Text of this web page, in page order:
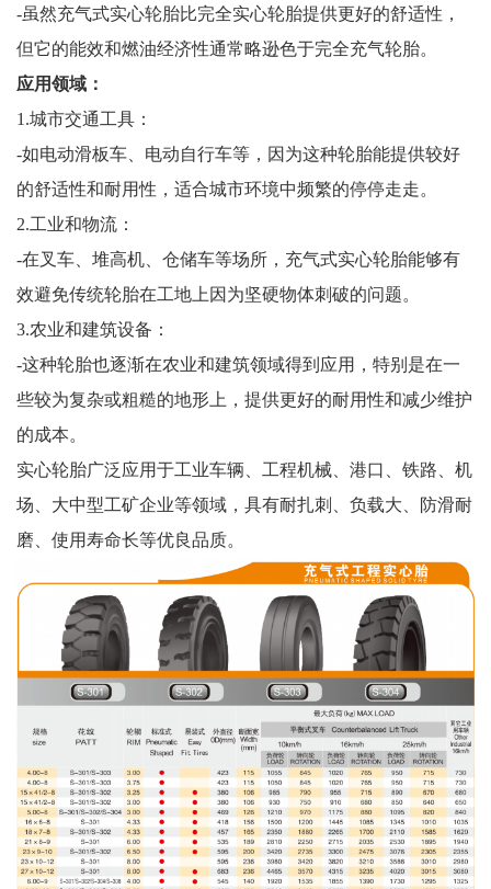
-虽然充气式实心轮胎比完全实心轮胎提供更好的舒适性，
但它的能效和燃油经济性通常略逊色于完全充气轮胎。
应用领域：
1.城市交通工具：
-如电动滑板车、电动自行车等，因为这种轮胎能提供较好
的舒适性和耐用性，适合城市环境中频繁的停停走走。
2.工业和物流：
-在叉车、堆高机、仓储车等场所，充气式实心轮胎能够有
效避免传统轮胎在工地上因为坚硬物体刺破的问题。
3.农业和建筑设备：
-这种轮胎也逐渐在农业和建筑领域得到应用，特别是在一
些较为复杂或粗糙的地形上，提供更好的耐用性和减少维护
的成本。
实心轮胎广泛应用于工业车辆、工程机械、港口、铁路、机
场、大中型工矿企业等领域，具有耐扎刺、负载大、防滑耐
磨、使用寿命长等优良品质。